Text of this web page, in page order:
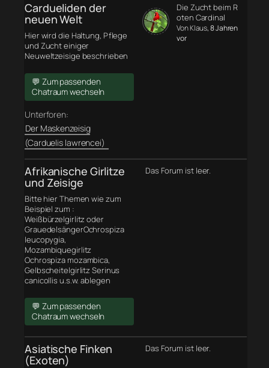
Cardueliden der
neuen Welt
Hier wird die Haltung, Pflege
und Zucht einiger
Neuweltzeisige beschrieben
💬 Zum passenden
Chatraum wechseln
Unterforen:
Der Maskenzeisig
(Carduelis lawrencei)
Die Zucht beim R
oten Cardinal
Von Klaus, 8 Jahren
vor
Afrikanische Girlitze
und Zeisige
Bitte hier Themen wie zum
Beispiel zum :
Weißbürzelgirlitz oder
GrauedelsängerOchrospiza
leucopygia,
Mozambiquegirlitz
Ochrospiza mozambica,
Gelbscheitelgirlitz Serinus
canicollis u.s.w. ablegen
💬 Zum passenden
Chatraum wechseln
Das Forum ist leer.
Asiatische Finken
(Exoten)
Das Forum ist leer.